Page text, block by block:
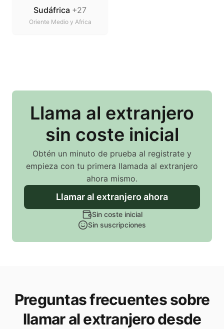
Sudáfrica +27
Oriente Medio y Africa
Llama al extranjero
sin coste inicial
Obtén un minuto de prueba al registrate y
empieza con tu primera llamada al extranjero
ahora mismo.
Llamaral extranjeroahora
Sin coste inicial
Sin suscripciones
Preguntas frecuentes sobre
llamar al extranjero desde